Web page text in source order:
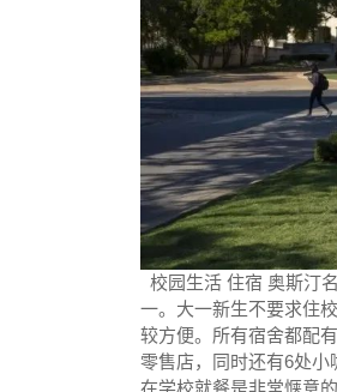
校园生活 住宿 奥斯汀
一。大一新生不要求住
较方便。所有宿舍都配
零售店，同时还有6处
在学校就餐是非常惬意